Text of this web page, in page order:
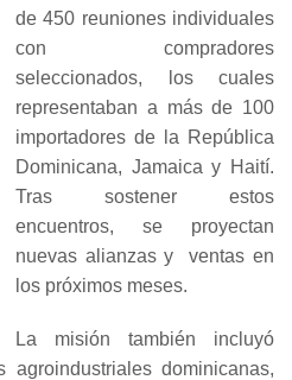
de 450 reuniones individuales
con compradores
seleccionados, los cuales
representaban a más de 100
importadores de la República
Dominicana, Jamaica y Haití.
Tras sostener estos
encuentros, se proyectan
nuevas alianzas y ventas en
los próximos meses.
La misión también incluyó
dominicanas,